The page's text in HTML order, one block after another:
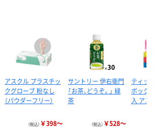
アスクル プラスチッ
クグローブ 粉なし
（パウダーフリー）
（税込） ￥398～
サントリー 伊右衛門
「お茶、どうぞ。」 緑
茶
（税込） ￥528～
ティッ
ボック
入 ア